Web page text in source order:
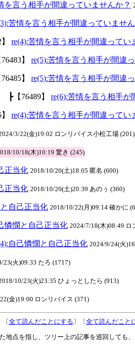
を言う相手が間違っていませんか？
苦情を言う相手が間違っていません
re(4):苦情を言う相手が間違ってい
76483】 re(5):苦情を言う相手が間違
76485】 re(5):苦情を言う相手が間違
┣【76489】 re(6):苦情を言う相手が
re(4):苦情を言う相手が間違ってい
3/22(金)19:02 ロンリバイス小松工場 (201)
10/18(木)10:19 驚き (245)
正当化 2018/10/20(土)18:05 匿名 (600)
正当化 2018/10/20(土)20:39 あのぅ (360)
自己正当化 2018/10/22(月)09:14 確かに
憐憫と自己正当化 2024/7/18(木)08:49 ロ
自己憐憫と自己正当化 2024/9/24(火
23(火)09:33 たろ (1717)
10/23(火)23:35 ひょっとしたら (913)
金)19:00 ロンリバイス (371)
〔全て読んだことにする 〕〔全て読んだこと
地点を指し、ツリー上の記事を巡回しても